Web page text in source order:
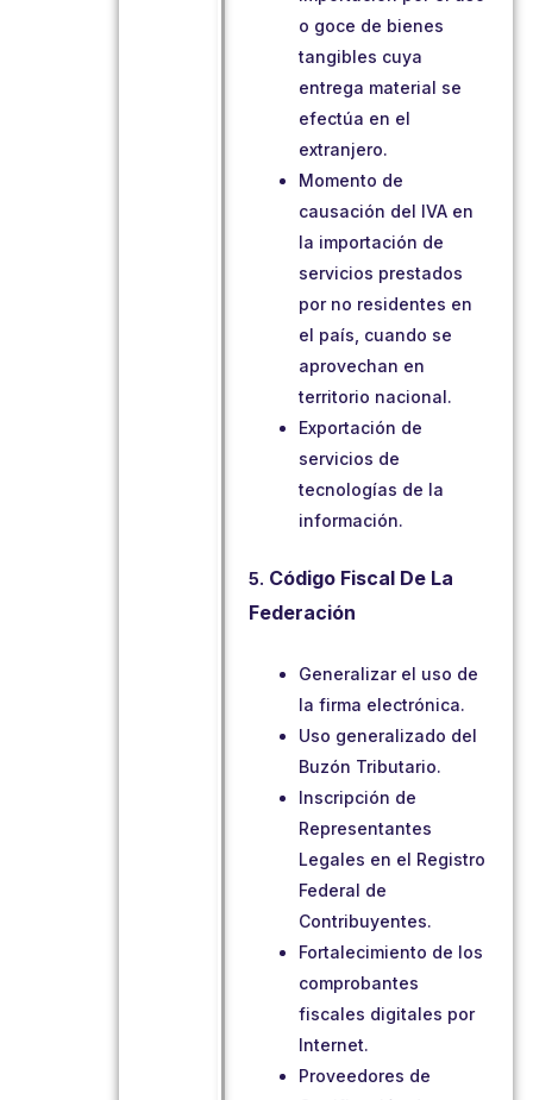
o goce de bienes
tangibles cuya
entrega material se
efectúa en el
extranjero.
Momento de
causación del IVA en
la importación de
servicios prestados
por no residentes en
el país, cuando se
aprovechan en
territorio nacional.
Exportación de
servicios de
tecnologías de la
información.
5. Código Fiscal De La
Federación
Generalizar el uso de
la firma electrónica.
Uso generalizado del
Buzón Tributario.
Inscripción de
Representantes
Legales en el Registro
Federal de
Contribuyentes.
Fortalecimiento de los
comprobantes
fiscales digitales por
Internet.
Proveedores de